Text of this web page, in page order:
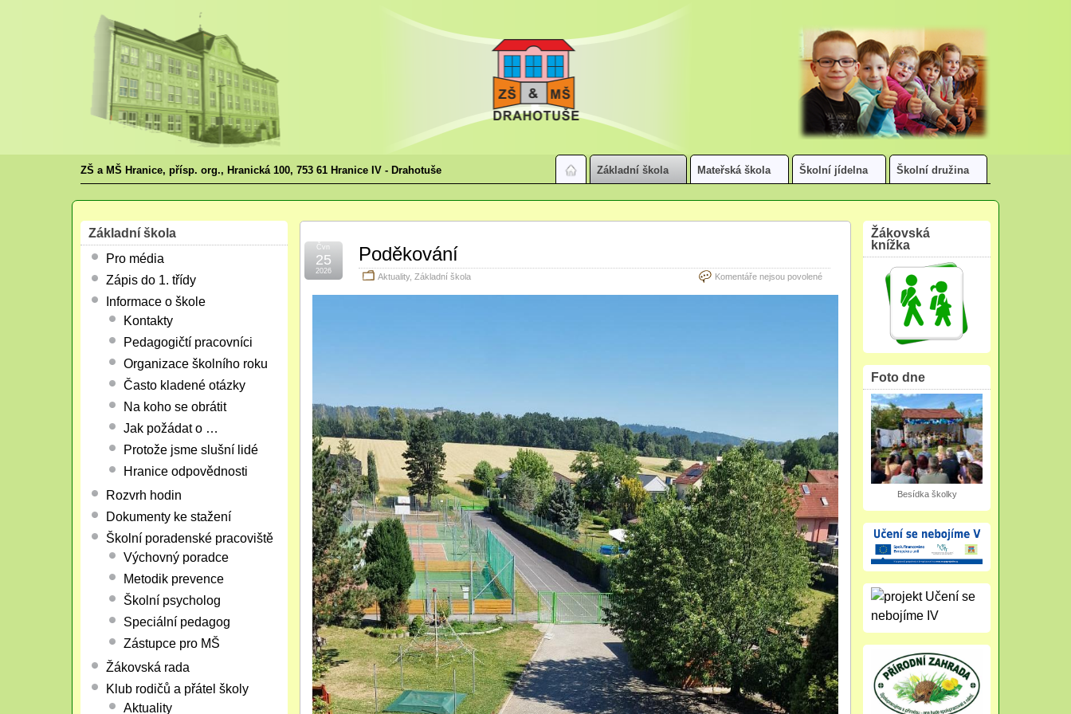
ZŠ a MŠ Hranice, přísp. org., Hranická 100, 753 61 Hranice IV - Drahotuše Základní škola Mateřská škola Školní jídelna Školní družina
Poděkování
Aktuality, Základní škola Komentáře nejsou povolenéu
Čvn
25
2026
Základní škola
Pro média
Zápis do 1. třídy
Informace o škole
Kontakty
Pedagogičtí pracovníci
Organizace školního roku
Často kladené otázky
Na koho se obrátit
Jak požádat o …
Protože jsme slušní lidé
Hranice odpovědnosti
Rozvrh hodin
Dokumenty ke stažení
Školní poradenské pracoviště
Výchovný poradce
Metodik prevence
Školní psycholog
Speciální pedagog
Zástupce pro MŠ
Žákovská rada
Klub rodičů a přátel školy
Aktuality
Žákovská
knížka
Foto dne
Besídka školky